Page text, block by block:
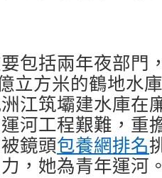
包括兩年夜部門
立方米的鶴地水
江筑壩建水庫在
河工程艱難，重
鏡頭包養網排名
，她為青年運河